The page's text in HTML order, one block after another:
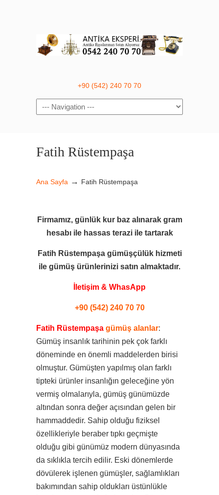
+90 (542) 240 70 70
Navigation
Fatih Rüstempaşa
Ana Sayfa → Fatih Rüstempaşa
Firmamız, günlük kur baz alınarak gram
hesabı ile hassas terazi ile tartarak
Fatih Rüstempaşa gümüşçülük hizmeti
ile gümüş ürünlerinizi satın almaktadır.
İletişim & WhasApp
+90 (542) 240 70 70
Fatih Rüstempaşa gümüş alanlar:
Gümüş insanlık tarihinin pek çok farklı
döneminde en önemli maddelerden birisi
olmuştur. Gümüşten yapılmış olan farklı
tipteki ürünler insanlığın geleceğine yön
vermiş olmalarıyla, gümüş günümüzde
altından sonra değer açısından gelen bir
hammaddedir. Sahip olduğu fiziksel
özellikleriyle beraber tıpkı geçmişte
olduğu gibi günümüz modern dünyasında
da sıklıkla tercih edilir. Eski dönemlerde
dövülerek işlenen gümüşler, sağlamlıkları
bakımından sahip oldukları üstünlükle